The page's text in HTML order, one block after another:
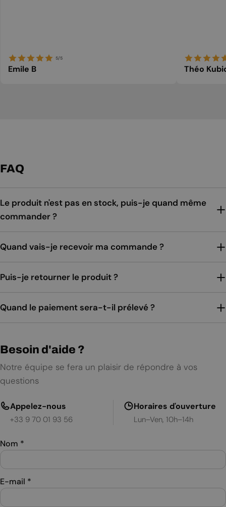
5/5
Emile B Théo
FAQ
Le produit n'est pas en stock, puis-je quand même
commander ?
Quand vais-je recevoir ma commande ?
Puis-je retourner le produit ?
Quand le paiement sera-t-il prélevé ?
Besoin d'aide ?
Notre équipe se fera un plaisir de répondre à vos
questions
Appelez-nous
+33 9 70 01 93 56
Horaires d'ouverture
Lun–Ven, 10h–14h
Nom *
E-mail *